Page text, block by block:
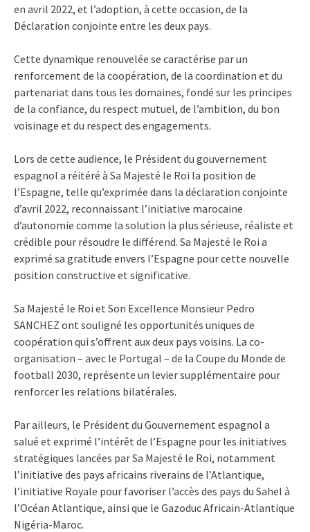
en avril 2022, et l’adoption, à cette occasion, de la
Déclaration conjointe entre les deux pays.
Cette dynamique renouvelée se caractérise par un
renforcement de la coopération, de la coordination et du
partenariat dans tous les domaines, fondé sur les principes
de la confiance, du respect mutuel, de l’ambition, du bon
voisinage et du respect des engagements.
Lors de cette audience, le Président du gouvernement
espagnol a réitéré à Sa Majesté le Roi la position de
l’Espagne, telle qu’exprimée dans la déclaration conjointe
d’avril 2022, reconnaissant l’initiative marocaine
d’autonomie comme la solution la plus sérieuse, réaliste et
crédible pour résoudre le différend. Sa Majesté le Roi a
exprimé sa gratitude envers l’Espagne pour cette nouvelle
position constructive et significative.
Sa Majesté le Roi et Son Excellence Monsieur Pedro
SANCHEZ ont souligné les opportunités uniques de
coopération qui s’offrent aux deux pays voisins. La co-
organisation – avec le Portugal – de la Coupe du Monde de
football 2030, représente un levier supplémentaire pour
renforcer les relations bilatérales.
Par ailleurs, le Président du Gouvernement espagnol a
salué et exprimé l’intérêt de l’Espagne pour les initiatives
stratégiques lancées par Sa Majesté le Roi, notamment
l’initiative des pays africains riverains de l’Atlantique,
l’initiative Royale pour favoriser l’accès des pays du Sahel à
l’Océan Atlantique, ainsi que le Gazoduc Africain-Atlantique
Nigéria-Maroc.